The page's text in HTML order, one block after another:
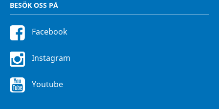
BESÖK OSS PÅ
Facebook
Instagram
Youtube